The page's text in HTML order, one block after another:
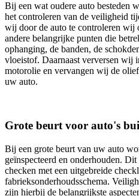
Bij een wat oudere auto besteden
het controleren van de veiligheid
wij door de auto te controleren wij
andere belangrijke punten die
ophanging, de banden, de
vloeistof. Daarnaast verversen wij
motorolie en vervangen wij de
uw auto.
Grote beurt voor auto's
Bij een grote beurt van uw auto
geïnspecteerd en onderhouden.
checken met een uitgebreide
fabrieksonderhoudsschema.
zijn hierbij de belangrijkste